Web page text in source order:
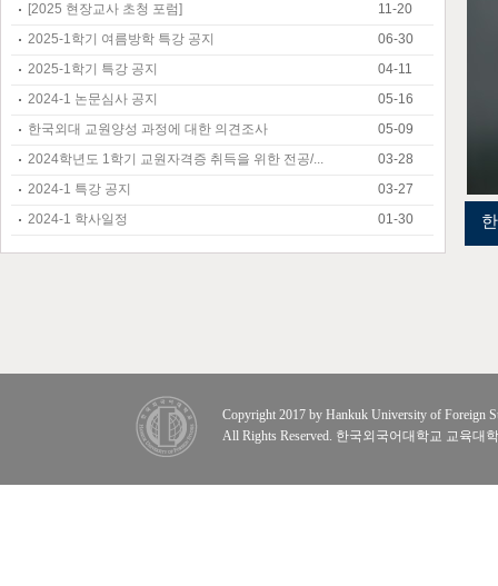
[2025 현장교사 초청 포럼]
11-20
2025-1학기 여름방학 특강 공지
06-30
2025-1학기 특강 공지
04-11
2024-1 논문심사 공지
05-16
한국외대 교원양성 과정에 대한 의견조사
05-09
2024학년도 1학기 교원자격증 취득을 위한 전공/...
03-28
2024-1 특강 공지
03-27
2024-1 학사일정
01-30
Copyright 2017 by Hankuk University of Foreign
All Rights Reserved. 한국외국어대학교 교육